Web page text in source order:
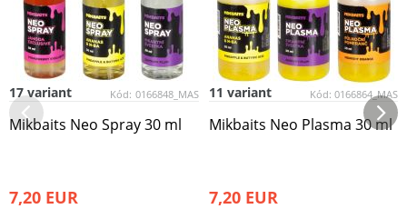
Kód: 0166848_MAS
17 variant
Mikbaits Neo Spray 30 ml
7,20 EUR
Kód: 0166864_MAS
11 variant
Mikbaits Neo Plasma 30 ml
7,20 EUR